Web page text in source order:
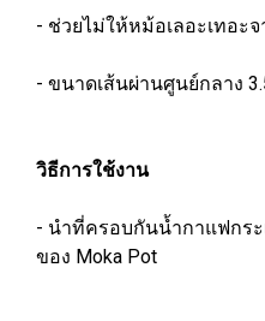
- ช่วยไม่ให้หม้อเลอะเทอะ
- ขนาดเส้นผ่านศูนย์กลาง
วิธีการใช้งาน
- นำที่ครอบกันน้ำกาแฟกร
ของ Moka Pot